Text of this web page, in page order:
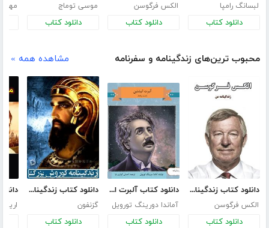
لبسانگ رامپا
دانلود کتاب
الکس فرگوسن
دانلود کتاب
موسی توماج
دانلود کتاب
محبوب ترین‌های زندگینامه و سفرنامه مشاهده همه »
دانلود کتاب زندگینامه الکس فرگوسن
الکس فرگوسن
دانلود کتاب
دانلود کتاب آلبرت انیشتین، دانشمند پرافتخار
آماندا دورینگ تورویل
دانلود کتاب
دانلود کتاب زندگینامه‌ی کوروش کبیر
گزنفون
دانلود کتاب